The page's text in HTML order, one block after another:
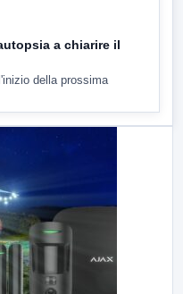
a chiarire il
della prossima